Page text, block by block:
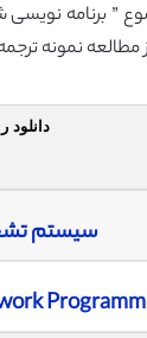
” برنامه
مطالعه نمونه
سیستم